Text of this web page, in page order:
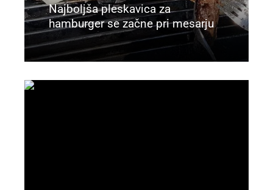
Najboljša pleskavica za
hamburger se začne pri mesarju
Preberi več